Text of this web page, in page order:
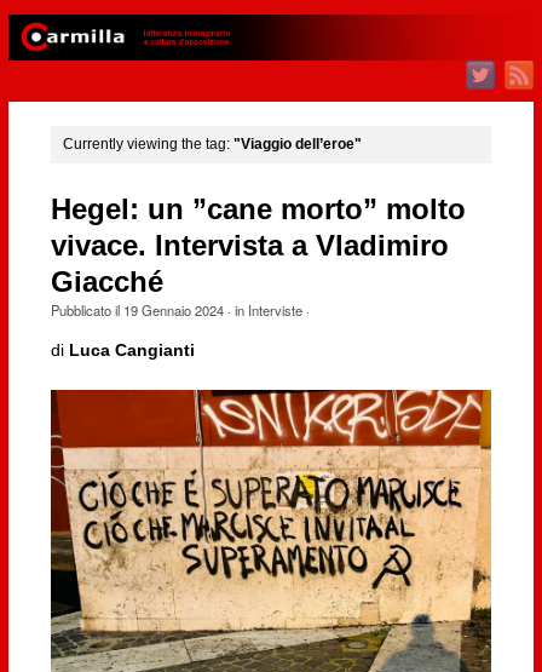
Currently viewing the tag: "Viaggio dell’eroe"
Hegel: un ”cane morto” molto
vivace. Intervista a Vladimiro
Giacché
Pubblicato il 19 Gennaio 2024· in Interviste·
di Luca Cangianti